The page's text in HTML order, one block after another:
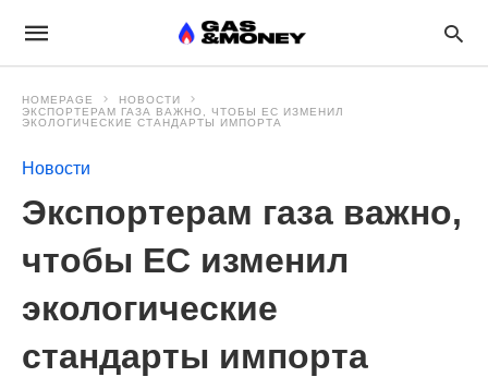
HOMEPAGE
НОВОСТИ
ЭКСПОРТЕРАМ ГАЗА ВАЖНО, ЧТОБЫ ЕС ИЗМЕНИЛ
ЭКОЛОГИЧЕСКИЕ СТАНДАРТЫ ИМПОРТА
Новости
Экспортерам газа важно,
чтобы ЕС изменил
экологические
стандарты импорта